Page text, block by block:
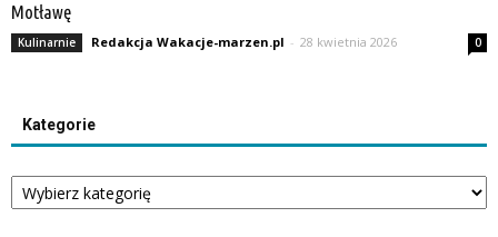
Motławę
Kulinarnie Redakcja Wakacje-marzen.pl - 28 kwietnia 2026 0
Kategorie
Kategorie